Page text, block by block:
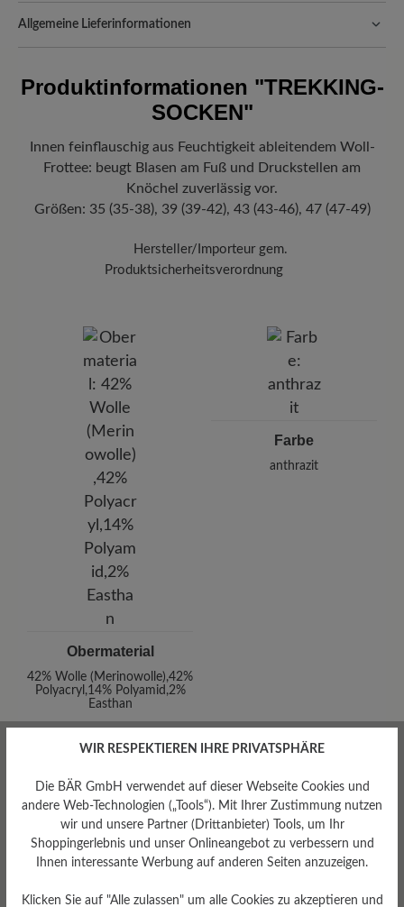
Allgemeine Lieferinformationen
hinzugefügt – unabhängig vom Bestellwert.
Freuen Sie sich auf Ihr Paket!Sobald Ihre Bestellung unser Lager in
Mit der beigefügten Sendungsnummer können Sie genau
nachverfolgen, wo sich Ihr neues BÄR Lieblingsstück gerade
Produktinformationen "TREKKING-
SOCKEN"
Innen feinflauschig aus Feuchtigkeit ableitendem Woll-
Frottee: beugt Blasen am Fuß und Druckstellen am
Knöchel zuverlässig vor.
Größen: 35 (35-38), 39 (39-42), 43 (43-46), 47 (47-49)
Hersteller/Importeur gem.
Produktsicherheitsverordnung
Im Pfaffenfeld 16, 83483 Bischofswiesen, Deutschland
Obermaterial
42% Wolle (Merinowolle),42%
Polyacryl,14% Polyamid,2%
Easthan
Farbe
anthrazit
Bewertungen lesen
0 von 0 Bewertungen
WIR RESPEKTIEREN IHRE PRIVATSPHÄRE
Die BÄR GmbH verwendet auf dieser Webseite Cookies und
andere Web-Technologien („Tools“). Mit Ihrer Zustimmung nutzen
wir und unsere Partner (Drittanbieter) Tools, um Ihr
Shoppingerlebnis und unser Onlineangebot zu verbessern und
Ihnen interessante Werbung auf anderen Seiten anzuzeigen.
Klicken Sie auf "Alle zulassen" um alle Cookies zu akzeptieren und